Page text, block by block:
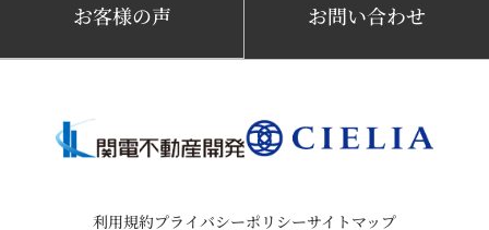
お客様の声 お問い合わせ
利用規約プライバシーポリシーサイトマップ